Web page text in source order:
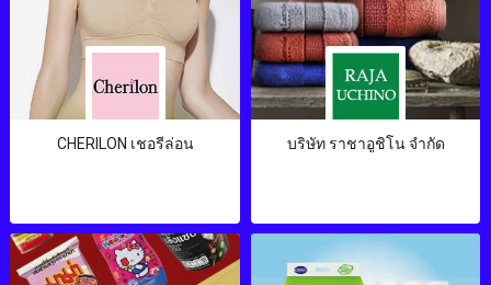
CHERILON เชอรีล่อน บริษัท ราชาอูชิโน จำกัด